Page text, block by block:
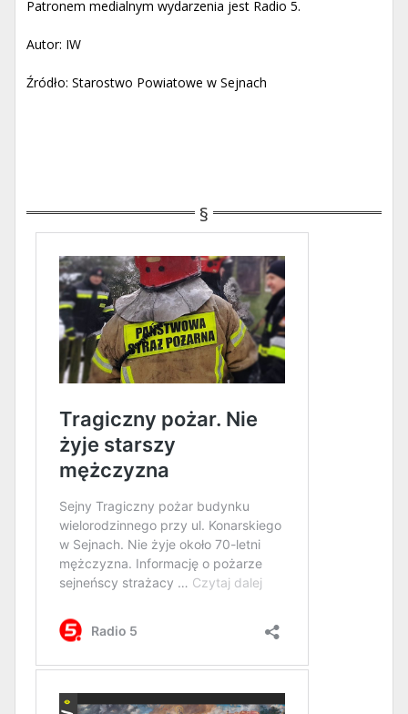
Patronem medialnym wydarzenia jest Radio 5.
Autor: IW
Źródło: Starostwo Powiatowe w Sejnach